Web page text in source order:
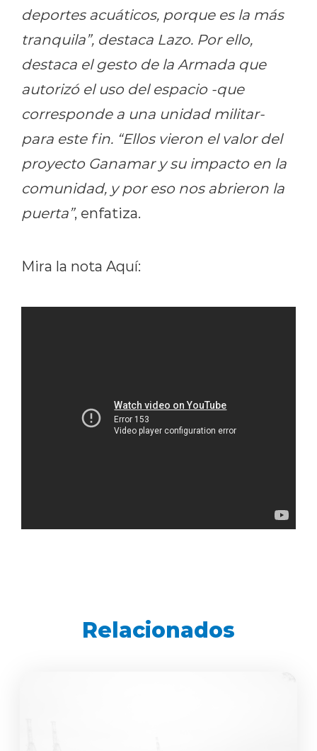
deportes acuáticos, porque es la más
tranquila”, destaca Lazo. Por ello,
destaca el gesto de la Armada que
autorizó el uso del espacio -que
corresponde a una unidad militar-
para este fin. “Ellos vieron el valor del
proyecto Ganamar y su impacto en la
comunidad, y por eso nos abrieron la
puerta”, enfatiza.
Mira la nota Aquí:
Relacionados